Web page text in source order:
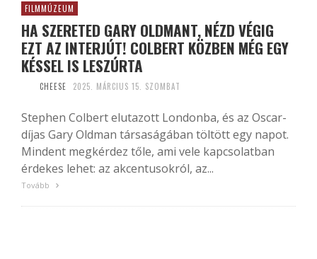
FILMMÚZEUM
HA SZERETED GARY OLDMANT, NÉZD VÉGIG
EZT AZ INTERJÚT! COLBERT KÖZBEN MÉG EGY
KÉSSEL IS LESZÚRTA
CHEESE 2025. MÁRCIUS 15. SZOMBAT
Stephen Colbert elutazott Londonba, és az Oscar-
díjas Gary Oldman társaságában töltött egy napot.
Mindent megkérdez tőle, ami vele kapcsolatban
érdekes lehet: az akcentusokról, az...
Tovább